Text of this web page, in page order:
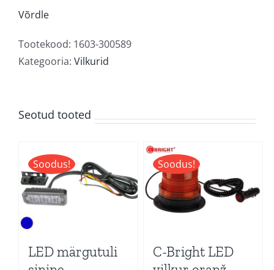
kogus
Võrdle
Tootekood: 1603-300589
Kategooria: Vilkurid
Seotud tooted
Soodus!
LED märgutuli
Soodus!
C-Bright LED